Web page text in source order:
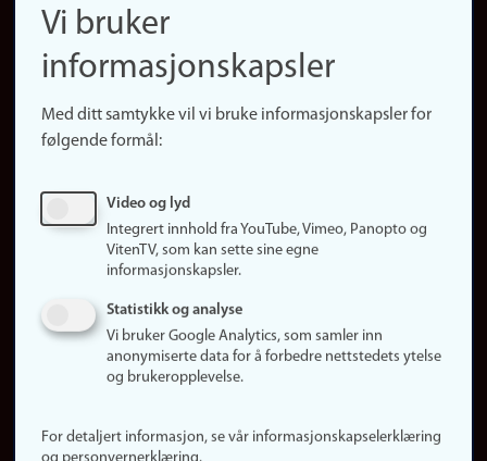
(no)
Finn forsker
Presse
Finn studier
Ledige stillinger
Om nettstedet
Informasjonskapsler
Personvern
Vi bruker
informasjonskapsler
Med ditt samtykke vil vi bruke informasjonskapsler for
følgende formål:
Video og lyd
Integrert innhold fra YouTube, Vimeo, Panopto og
VitenTV, som kan sette sine egne
informasjonskapsler.
Statistikk og analyse
Vi bruker Google Analytics, som samler inn
anonymiserte data for å forbedre nettstedets ytelse
og brukeropplevelse.
For detaljert informasjon, se vår informasjonskapselerklæring